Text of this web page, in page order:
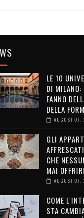
LE 10
DI MILANO:
FANNO
DELLA
AUGUST 07,
GLI
CHE
MAI
AUGUST 07,
COME
STA